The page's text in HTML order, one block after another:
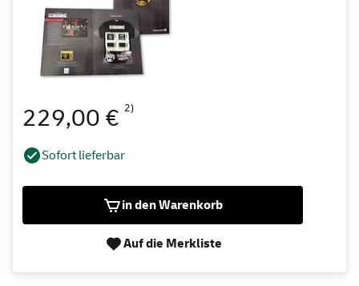
229,00 € 2)
Sofort lieferbar
in den Warenkorb
Auf die Merkliste